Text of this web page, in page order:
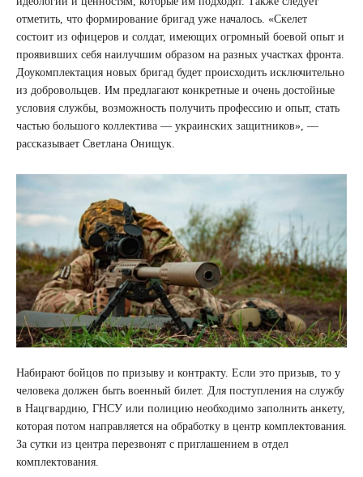
отметить, что формирование бригад уже началось. «Скелет
состоит из офицеров и солдат, имеющих огромный боевой опыт и
проявивших себя наилучшим образом на разных участках фронта.
Доукомплектация новых бригад будет происходить исключительно
из добровольцев. Им предлагают конкретные и очень достойные
условия службы, возможность получить профессию и опыт, стать
частью большого коллектива — украинских защитников», —
рассказывает Светлана Онищук.
Набирают бойцов по призыву и контракту. Если это призыв, то у
человека должен быть военный билет. Для поступления на службу
в Нацгвардию, ГНСУ или полицию необходимо заполнить анкету,
которая потом направляется на обработку в центр комплектования.
За сутки из центра перезвонят с приглашением в отдел
комплектования.